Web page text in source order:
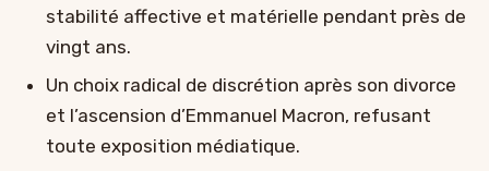
stabilité affective et matérielle pendant près de
vingt ans.
Un choix radical de discrétion après son divorce
et l’ascension d’Emmanuel Macron, refusant
toute exposition médiatique.